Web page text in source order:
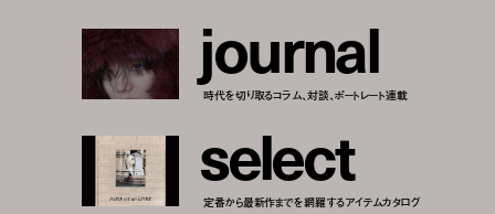
journal
時代を切り取るコラム、対談、ポートレート連載
select
定番から最新作までを網羅するアイテムカタログ